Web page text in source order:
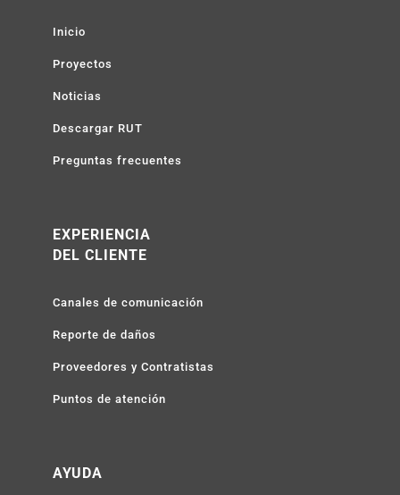
Inicio
Proyectos
Noticias
Descargar RUT
Preguntas frecuentes
EXPERIENCIA
DEL CLIENTE
Canales de comunicación
Reporte de daños
Proveedores y Contratistas
Puntos de atención
AYUDA